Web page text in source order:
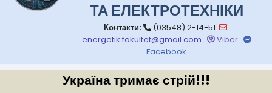
ТА ЕЛЕКТРОТЕХНІКИ
Контакти:
(03548) 2-14-51
energetik.fakultet@gmail.com
Viber
Facebook
Україна тримає стрій!!!